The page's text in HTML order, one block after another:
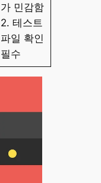
가 민감함
2. 테스트
파일 확인
필수